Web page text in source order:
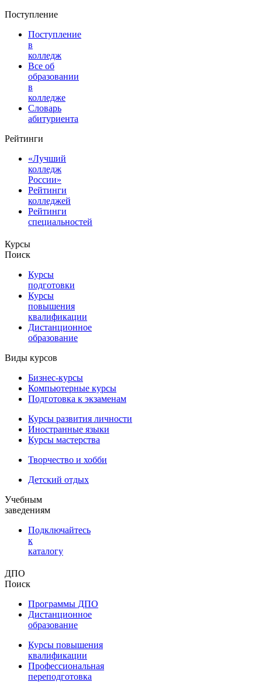
Поступление
Поступление
в
колледж
Все об
образовании
в
колледже
Словарь
абитуриента
Рейтинги
«Лучший
колледж
России»
Рейтинги
колледжей
Рейтинги
специальностей
Курсы
Поиск
Курсы
подготовки
Курсы
повышения
квалификации
Дистанционное
образование
Виды курсов
Бизнес-курсы
Компьютерные курсы
Подготовка к экзаменам
Курсы развития личности
Иностранные языки
Курсы мастерства
Творчество и хобби
Детский отдых
Учебным
заведениям
Подключайтесь
к
каталогу
ДПО
Поиск
Программы ДПО
Дистанционное
образование
Курсы повышения
квалификации
Профессиональная
переподготовка